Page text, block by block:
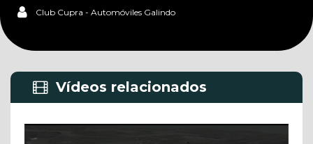
Club Cupra - Automóviles Galindo
Vídeos relacionados